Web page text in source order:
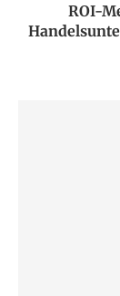
ROI-